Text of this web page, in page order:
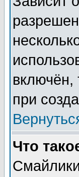
включён,
при
Что